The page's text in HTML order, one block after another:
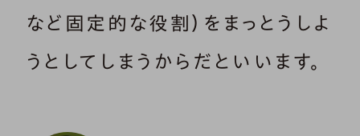
など固定的な役割）をまっとうしよ
うとしてしまうからだといいます。